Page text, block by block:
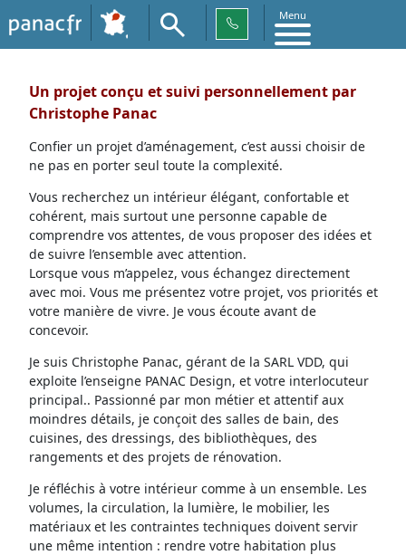
Menu
Un projet conçu et suivi personnellement par
Christophe Panac
Confier un projet d’aménagement, c’est aussi choisir de
ne pas en porter seul toute la complexité.
Vous recherchez un intérieur élégant, confortable et
cohérent, mais surtout une personne capable de
comprendre vos attentes, de vous proposer des idées et
de suivre l’ensemble avec attention.
Lorsque vous m’appelez, vous échangez directement
avec moi. Vous me présentez votre projet, vos priorités et
votre manière de vivre. Je vous écoute avant de
concevoir.
Je suis Christophe Panac, gérant de la SARL VDD, qui
exploite l’enseigne PANAC Design, et votre interlocuteur
principal.. Passionné par mon métier et attentif aux
moindres détails, je conçoit des salles de bain, des
cuisines, des dressings, des bibliothèques, des
rangements et des projets de rénovation.
Je réfléchis à votre intérieur comme à un ensemble. Les
volumes, la circulation, la lumière, le mobilier, les
matériaux et les contraintes techniques doivent servir
une même intention : rendre votre habitation plus